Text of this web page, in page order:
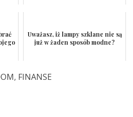
Uważasz, iż lampy szklane nie są
już w żaden sposób modne?
, FINANSE